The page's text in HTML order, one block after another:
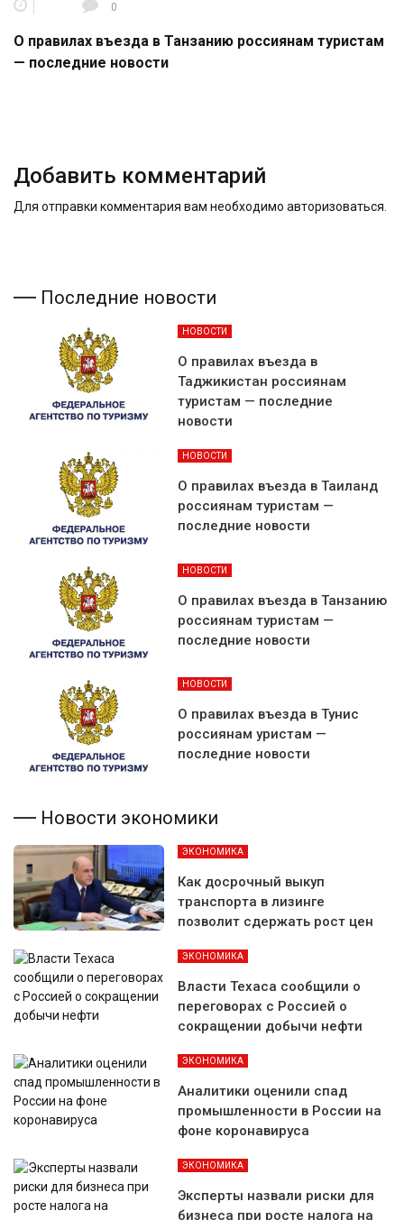
0
О правилах въезда в Танзанию россиянам туристам
— последние новости
Добавить комментарий
Для отправки комментария вам необходимо авторизоваться
Последние новости
НОВОСТИ
О правилах въезда в
Таджикистан россиянам
туристам — последние
новости
НОВОСТИ
О правилах въезда в Таиланд
россиянам туристам —
последние новости
НОВОСТИ
О правилах въезда в Танзанию
россиянам туристам —
последние новости
НОВОСТИ
О правилах въезда в Тунис
россиянам уристам —
последние новости
Новости экономики
ЭКОНОМИКА
Как досрочный выкуп
транспорта в лизинге
позволит сдержать рост цен
ЭКОНОМИКА
Власти Техаса сообщили о
переговорах с Россией о
сокращении добычи нефти
ЭКОНОМИКА
Аналитики оценили спад
промышленности в России на
фоне коронавируса
ЭКОНОМИКА
Эксперты назвали риски для
бизнеса при росте налога на